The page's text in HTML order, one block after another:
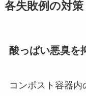
各失敗例の対策
酸っぱい悪臭を
コンポスト容器